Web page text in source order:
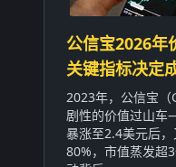
公信宝2026年
关键指标决定
2023年，公信宝（
剧性的价值过山
暴涨至2.4美元后
80%，市值蒸发超